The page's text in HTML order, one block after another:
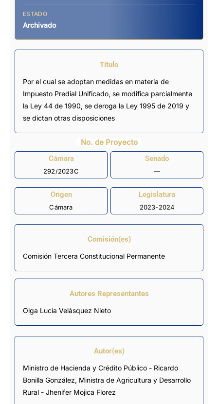
ESTADO
Archivado
Título
Por el cual se adoptan medidas en materia de
Impuesto Predial Unificado, se modifica parcialmente
la Ley 44 de 1990, se deroga la Ley 1995 de 2019 y
se dictan otras disposiciones
No. de Proyecto
Cámara
292/2023C
Senado
—
Origen
Cámara
Legislatura
2023-2024
Comisión(es)
Comisión Tercera Constitucional Permanente
Autores Representantes
Olga Lucía Velásquez Nieto
Autor(es)
Ministro de Hacienda y Crédito Público - Ricardo
Bonilla González, Ministra de Agricultura y Desarrollo
Rural - Jhenifer Mojica Florez